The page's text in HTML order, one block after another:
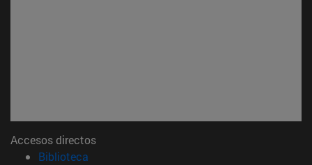
Accesos directos
Biblioteca